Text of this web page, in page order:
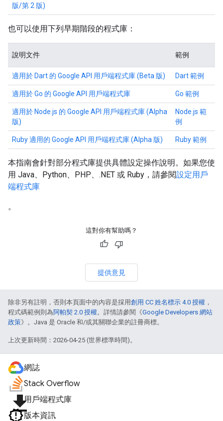
版/第 2 版)
也可以使用下列早期階段的程式庫：
說明文件 範例
適用於 Dart 的 Google API 用戶端程式庫 (Beta 版) Dart 範例
適用於 Go 的 Google API 用戶端程式庫 Go 範例
適用於 Node.js 的 Google API 用戶端程式庫 (Alpha
版)
Node.js 範
例
Ruby 適用的 Google API 用戶端程式庫 (Alpha 版) Ruby 範例
本指南會針對部分程式庫提供具體設定操作說明。如果您使
用 Java、Python、PHP、.NET 或 Ruby，請參閱設定用戶
端程式庫
。
這對你有幫助嗎？
提供意見
除非另有註明，否則本頁面中的內容是採用創用 CC 姓名標示 4.0 授權 ，
程式碼範例則為阿帕契 2.0 授權。詳情請參閱《Google Developers 網站
政策》。Java 是 Oracle 和/或其關聯企業的註冊商標。
上次更新時間：2026-04-25 (世界標準時間)。
網誌
Stack Overflow
file_download用戶端程式庫
版本資訊